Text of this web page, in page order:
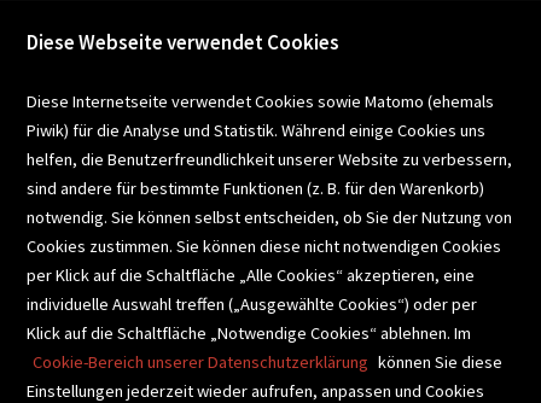
SCHULBUCHSERVICE
BUCHEMPFEHLUNGEN
BIBLIOTHEKSSERVICE
Diese Webseite verwendet Cookies
Diese Internetseite verwendet Cookies sowie Matomo (ehemals
Piwik) für die Analyse und Statistik. Während einige Cookies uns
helfen, die Benutzerfreundlichkeit unserer Website zu verbessern,
sind andere für bestimmte Funktionen (z. B. für den Warenkorb)
notwendig. Sie können selbst entscheiden, ob Sie der Nutzung von
Cookies zustimmen. Sie können diese nicht notwendigen Cookies
per Klick auf die Schaltfläche „Alle Cookies“ akzeptieren, eine
individuelle Auswahl treffen („Ausgewählte Cookies“) oder per
Klick auf die Schaltfläche „Notwendige Cookies“ ablehnen. Im
Cookie-Bereich unserer Datenschutzerklärung können Sie diese
Einstellungen jederzeit wieder aufrufen, anpassen und Cookies